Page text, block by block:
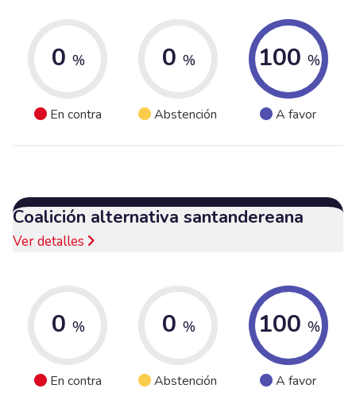
0 %
En contra
0 %
Abstención
100 %
A favor
Coalición alternativa santandereana
Ver detalles
0 %
En contra
0 %
Abstención
100 %
A favor